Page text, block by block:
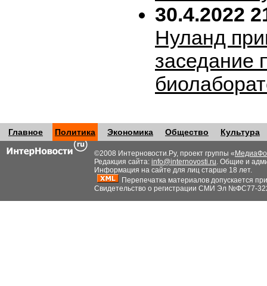
30.4.2022
Нуланд
заседание
Главное Политика Экономика Общество Культура
©2008 Интерновости.Ру, проект группы «
Редакция сайта: info@internovosti.ru. Общие и
Информация на сайте для лиц старше 18 лет.
Перепечатка материалов допускается
Свидетельство о регистрации СМИ Эл №ФС77-